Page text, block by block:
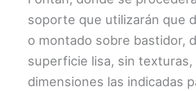
soporte que utilizarán que
o montado sobre bastidor,
superficie lisa, sin texturas,
dimensiones las indicadas